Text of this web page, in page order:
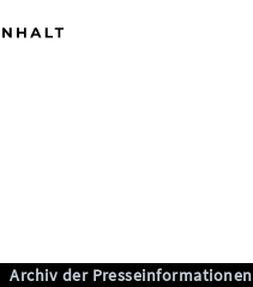
Archiv der Presseinformationen